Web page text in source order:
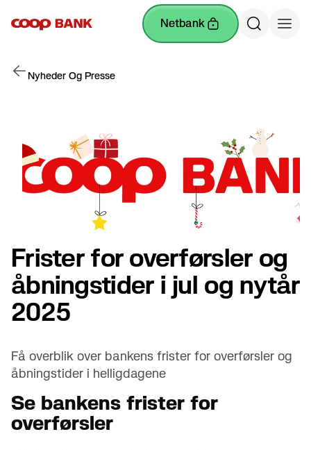
netbank
Nyheder Og Presse
Frister for overførsler og
åbningstider i jul og nytår
2025
Få overblik over bankens frister for overførsler og
åbningstider i helligdagene
Se bankens frister for
overførsler